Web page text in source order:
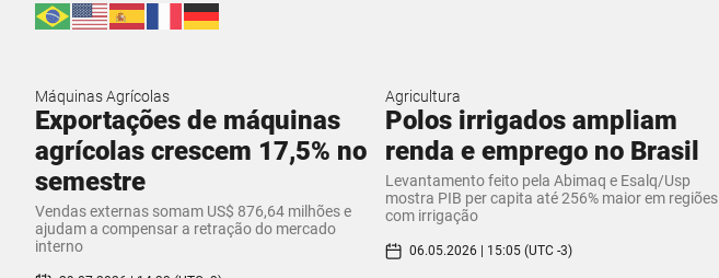
Máquinas Agrícolas
Exportações de máquinas
agrícolas crescem 17,5% no
semestre
Vendas externas somam US$ 876,64 milhões e
ajudam a compensar a retração do mercado
interno
Agricultura
Polos irrigados ampliam
renda e emprego no Brasil
Levantamento feito pela Abimaq e Esalq/Usp
mostra PIB per capita até 256% maior em regiões
com irrigação
06.05.2026 | 15:05 (UTC -3)